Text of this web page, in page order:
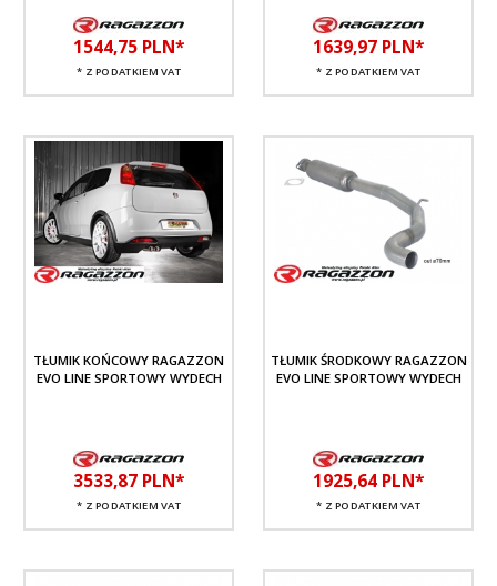
1544,75 PLN*
* Z PODATKIEM VAT
1639,97 PLN*
* Z PODATKIEM VAT
TŁUMIK KOŃCOWY RAGAZZON
EVO LINE SPORTOWY WYDECH
3533,87 PLN*
* Z PODATKIEM VAT
TŁUMIK ŚRODKOWY RAGAZZON
EVO LINE SPORTOWY WYDECH
1925,64 PLN*
* Z PODATKIEM VAT